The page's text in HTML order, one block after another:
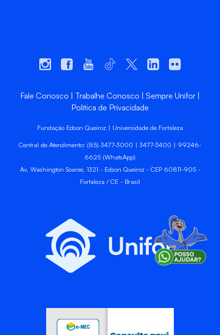
Fale Conosco Trabalhe Conosco
Sempre Unifor
Política de Privacidade
Fundação Edson Queiroz | Universidade de Fortaleza
Central de Atendimento: (85) 3477-3000 | 3477-3400 | 99246-
6625 (WhatsApp)
Av. Washington Soares, 1321 - Edson Queiroz - CEP 60811-905 -
Fortaleza / CE - Brasil